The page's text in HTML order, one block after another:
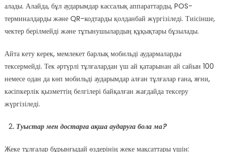
алады. Алайда, бұл аударымдар кассалық аппараттарды, POS-
терминалдарды және QR-кодтарды қолданбай жүргізіледі. Тиісінше,
чектер берілмейді және тұтынушылардың құқықтары бұзылады.
Айта кету керек, мемлекет барлық мобильді аудармаларды
тексермейді. Тек әртүрлі тұлғалардан үш ай қатарынан ай сайын 100
немесе одан да көп мобильді аударымдар алған тұлғалар ғана, яғни,
кәсіпкерлік қызметтің белгілері байқалған жағдайда тексеру
жүргізіледі.
2. Туыстар мен достарға ақша аударуға бола ма?
Жеке тұлғалар бұрынғыдай өздерінің жеке мақсаттары үшін: